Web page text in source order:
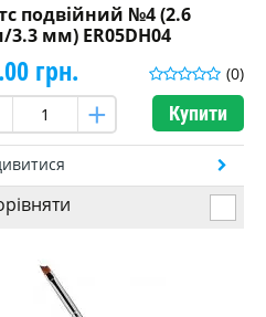
подвійний №4 (2.6
мм) ER05DH04
(0)
грн.
Купити